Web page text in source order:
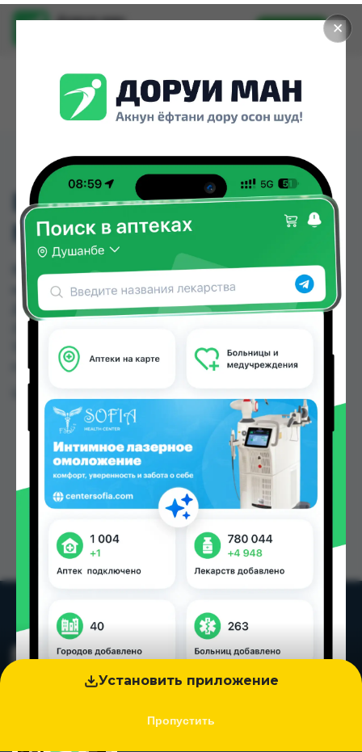
✕
Установить приложение
Пропустить
Доруи ман
Установить
ВИТАМИН В-50 КАПС
№100 (АМЕРИКА)
ВИТАМИН В-50 КАПС №100 (АМЕРИКА) можно
купить или заказать в аптеках, Дору фарм №7,
Дорухонаи "Гулчехр", Ориёнфарм-133, Саховат
130.00 TJS до 300.00 TJS в Душанбе и других
городах Таджикистана